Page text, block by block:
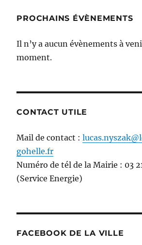
PROCHAINS ÉVÈNEMENTS
Il n’y a aucun évènements à
moment.
CONTACT UTILE
Mail de contact :
gohelle.fr
Numéro de tél de la Mairie : 03
(Service Energie)
FACEBOOK DE LA VILLE